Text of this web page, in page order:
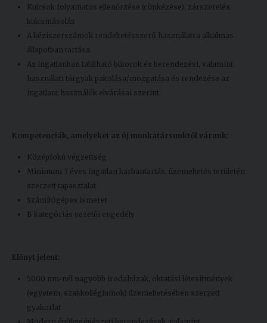
Kulcsok folyamatos ellenőrzése (címkézése), zárszerelés,
kulcsmásolás
A kéziszerszámok rendeltetésszerű használatra alkalmas
állapotban tartása.
Az ingatlanban található bútorok és berendezési, valamint
használati tárgyak pakolása/mozgatása és rendezése az
ingatlant használók elvárásai szerint.
Kompetenciák, amelyeket az új munkatársunktól várunk:
Középfokú végzettség
Minimum 3 éves ingatlan karbantartás, üzemeltetés területén
szerzett tapasztalat
Számítógépes ismeret
B kategóriás vezetői engedély
Előnyt jelent:
5000 nm-nél nagyobb irodaházak, oktatási létesítmények
(egyetem, szakkollégiumok) üzemeltetésében szerzett
gyakorlat